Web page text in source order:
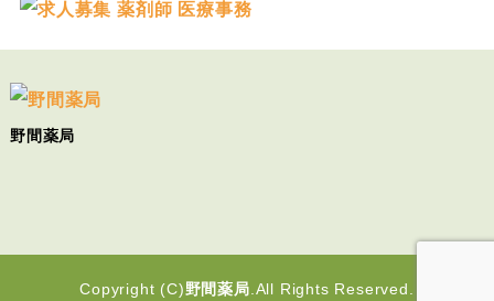
野間薬局
Copyright (C)野間薬局 .All Rights Reserved.